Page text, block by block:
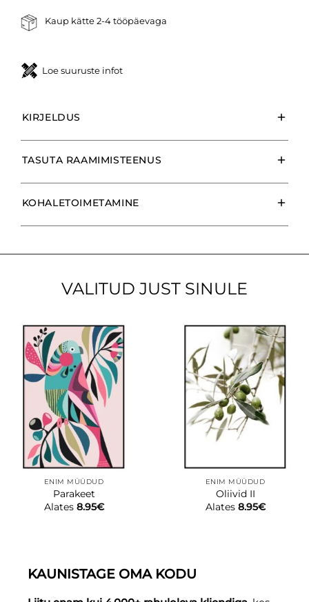
Kaup kätte 2-4 tööpäevaga
Loe suuruste infot
KIRJELDUS
TASUTA RAAMIMISTEENUS
KOHALETOIMETAMINE
VALITUD JUST SINULE
ENIM MÜÜDUD
Parakeet
Alates 8.95€
ENIM MÜÜDUD
Oliivid II
Alates 8.95€
KAUNISTAGE OMA KODU